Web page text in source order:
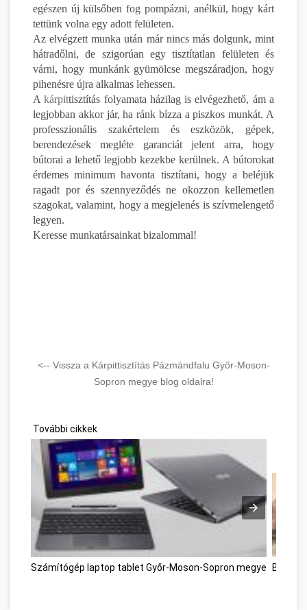
egészen új külsőben fog pompázni, anélkül, hogy kárt
tettünk volna egy adott felületen.
Az elvégzett munka után már nincs más dolgunk, mint
hátradőlni, de szigorúan egy tisztítatlan felületen és
várni, hogy munkánk gyümölcse megszáradjon, hogy
pihenésre újra alkalmas lehessen.
Akárpittisztítás folyamata házilag is elvégezhető, ám a
legjobban akkor jár, ha ránk bízza a piszkos munkát. A
professzionális szakértelem és eszközök, gépek,
berendezések megléte garanciát jelent arra, hogy
bútorai a lehető legjobb kezekbe kerülnek. A bútorokat
érdemes minimum havonta tisztítani, hogy a beléjük
ragadt por és szennyeződés ne okozzon kellemetlen
szagokat, valamint, hogy a megjelenés is szívmelengető
legyen.
Keresse munkatársainkat bizalommal!
<-- Vissza a Kárpittisztítás Pázmándfalu Győr-Moson-
Sopron megye blog oldalra!
További cikkek
Számítógép laptop tablet Győr-Moson-Sopron megye Bútor